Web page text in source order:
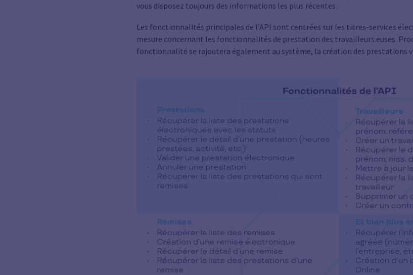
vous disposez toujours des informations les plus récentes.
Les fonctionnalités principales de l’API sont centrées sur les titres-services
mesure concernant les fonctionnalités de prestation des travailleurs.euses.
fonctionnalité se rajoutera également au système, la création des prestations